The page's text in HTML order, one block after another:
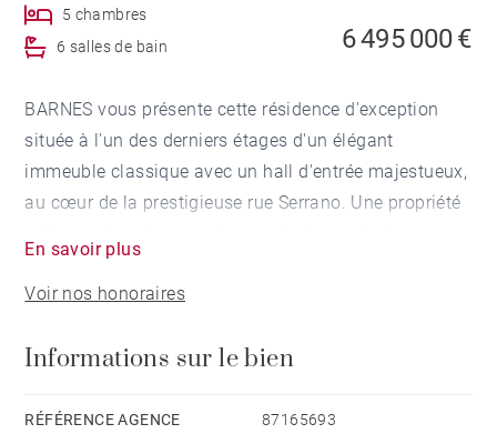
5 chambres
6 salles de bain
6 495 000 €
BARNES vous présente cette résidence d'exception
située à l'un des derniers étages d'un élégant
immeuble classique avec un hall d'entrée majestueux,
au cœur de la prestigieuse rue Serrano. Une propriété
contemporain, prestations d'exception et
spectaculaire terrasse offrant des vues panoramiques
résidence a été conçue pour une clientèle recherchant
En savoir plus
Voir nos honoraires
Informations sur le bien
RÉFÉRENCE AGENCE 87165693